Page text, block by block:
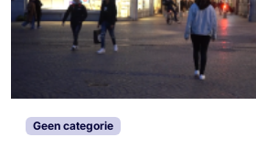
Geen categorie